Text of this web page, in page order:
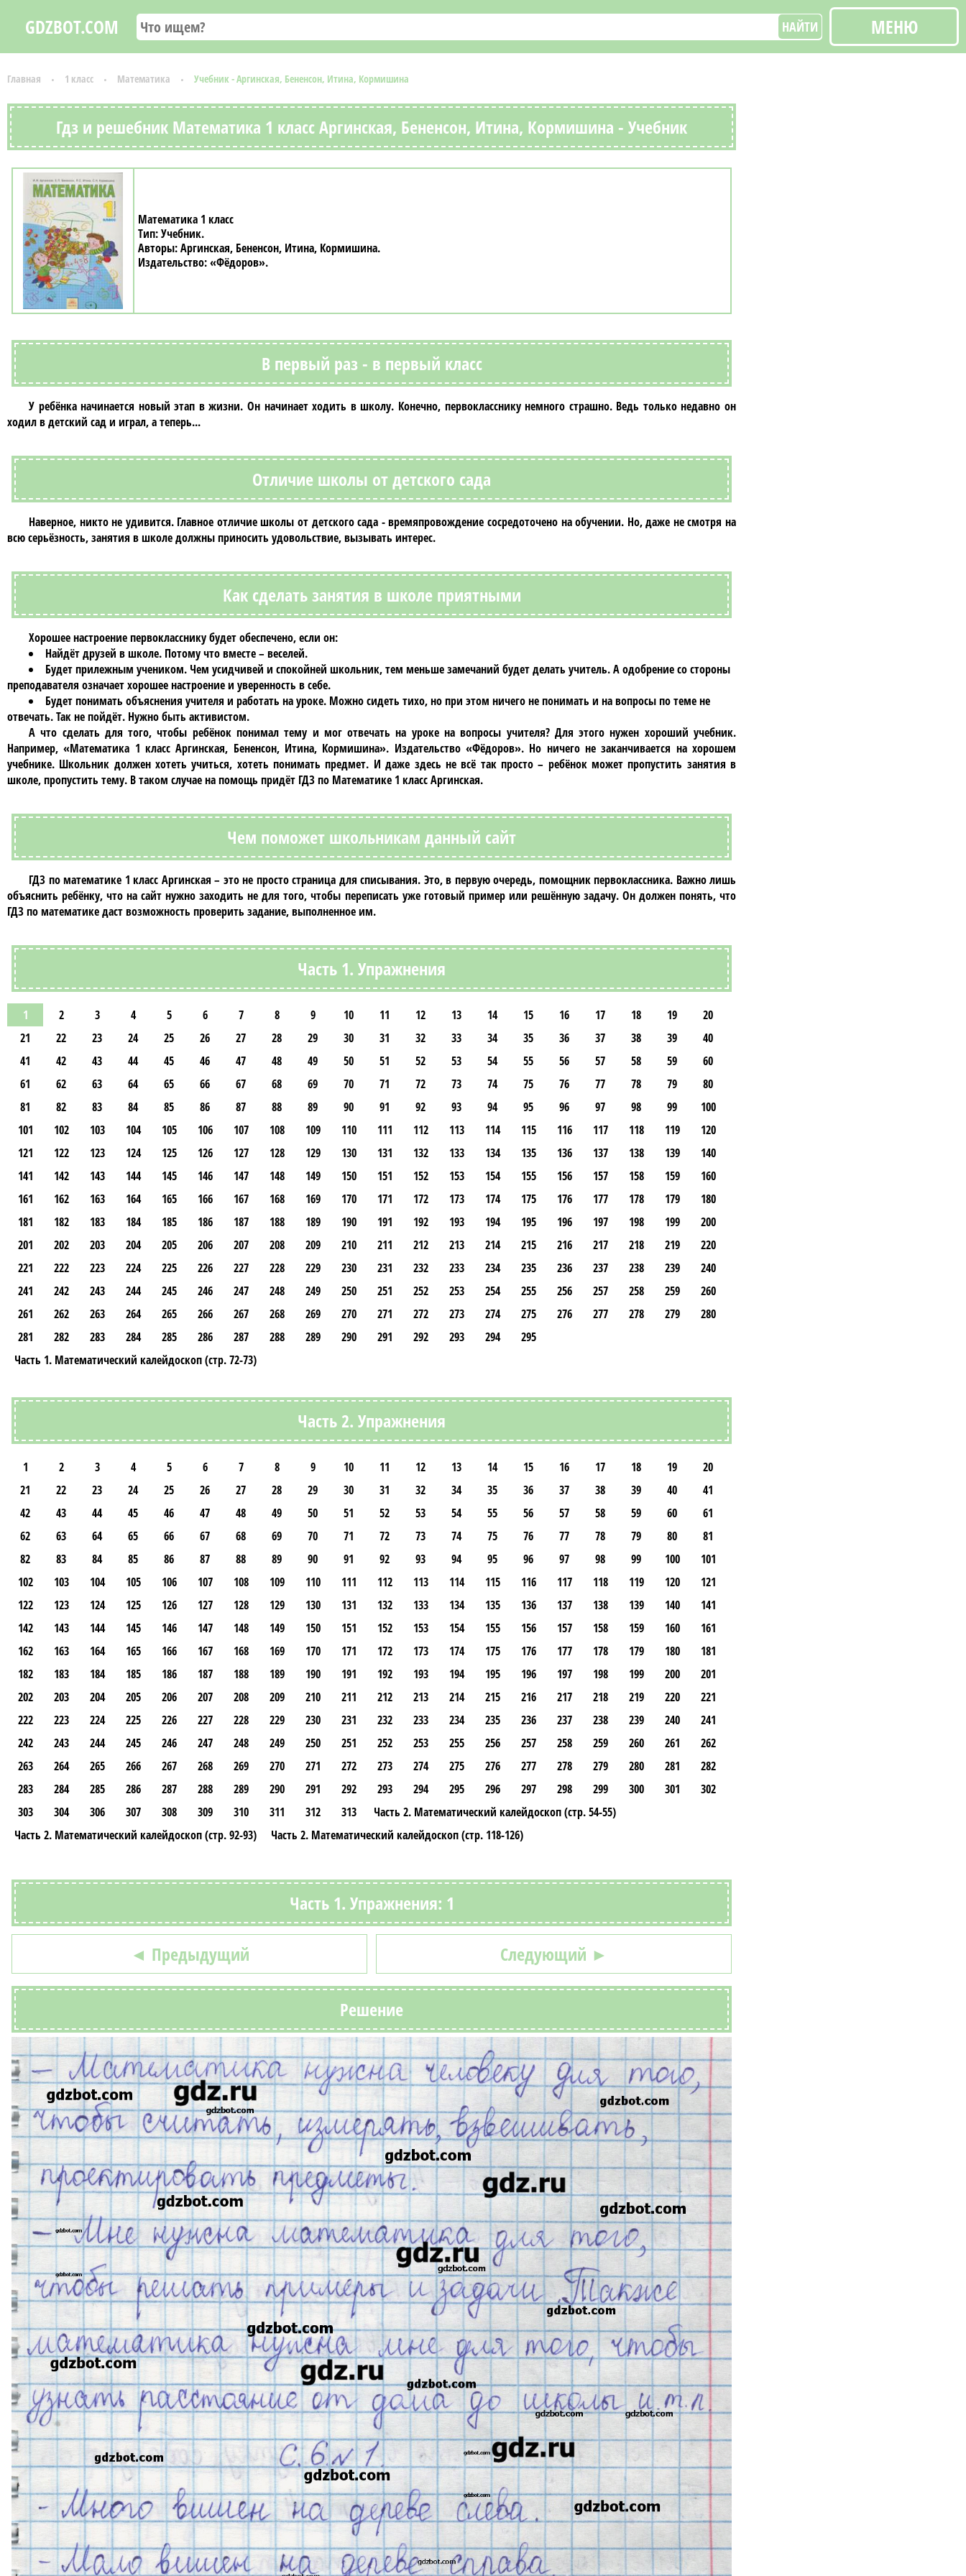
GDZBOT.COM НАЙТИ МЕНЮ
Главная 1 класс Математика Учебник - Аргинская, Бененсон, Итина, Кормишина
Гдз и решебник Математика 1 класс Аргинская, Бененсон, Итина, Кормишина - Учебник
Математика 1 класс
Учебник
Аргинская, Бененсон, Итина, Кормишина
«Фёдоров»
В первый раз - в первый класс
У ребёнка начинается новый этап в жизни. Он начинает ходить в школу. Конечно, первоклассникунемного страшно. Ведь только недавно он
ходил в детский сад и играл, а теперь...
Отличие школы от детского сада
Наверное, никто не удивится. Главное отличие школы от детского сада - времяпровождение сосредоточено на обучении. Но, даже не смотря на
всю серьёзность, занятия в школе должны приносить удовольствие, вызывать интерес.
Как сделать занятия в школе приятными
Хорошее настроение первокласснику будет обеспечено, если он:
Найдёт друзей в школе. Потому что вместе – веселей.
Будет прилежным учеником. Чем усидчивей и спокойней школьник, тем меньше замечаний будет делать учитель. А одобрение со стороны
преподавателя означает хорошее настроение и уверенность в себе.
Будет понимать объяснения учителя и работать на уроке. Можно сидеть тихо, но при этом ничего не понимать и на вопросы по теме не
отвечать. Так не пойдёт. Нужно быть активистом.
А что сделать для того, чтобы ребёнок понимал тему и мог отвечать на уроке на вопросы учителя? Для этого нужен хороший учебник.
Например,«Математика 1 класс Аргинская, Бененсон, Итина, Кормишина». Издательство «Фёдоров». Но ничего не заканчивается на хорошем
учебнике. Школьник должен хотеть учиться, хотеть понимать предмет. И даже здесь не всё так просто – ребёнок может пропустить занятия в
школе, пропустить тему. В таком случае на помощь придёт ГДЗ по Математике 1 класс Аргинская.
Чем поможет школьникам данный сайт
ГДЗ по математике 1 класс Аргинская – это не просто страница для списывания. Это, в первую очередь, помощник первоклассника. Важно лишь
объяснить ребёнку, что на сайт нужно заходить не для того, чтобы переписать уже готовый пример или решённую задачу. Он должен понять, что
ГДЗ по математикедаст возможность проверить задание, выполненное им.
Часть 1. Упражнения
1 2 3 4 5 6 7 8 9 10 11 12 13 14 15 16 17 18 19
20
21
22 23 24 25 26 27 28 29 30 31 32 33 34 35 36 37 38 39
40
41
42 43 44 45 46 47 48 49 50 51 52 53 54 55 56 57 58 59
60
61
62 63 64 65 66 67 68 69 70 71 72 73 74 75 76 77 78 79
80
81
82 83 84 85 86 87 88 89 90 91 92 93 94 95 96 97 98 99
100
101
102 103 104 105 106 107 108 109 110 111 112 113 114 115 116 117 118 119
120
121
122 123 124 125 126 127 128 129 130 131 132 133 134 135 136 137 138 139
140
141
142 143 144 145 146 147 148 149 150 151 152 153 154 155 156 157 158 159
160
161
162 163 164 165 166 167 168 169 170 171 172 173 174 175 176 177 178 179
180
181
182 183 184 185 186 187 188 189 190 191 192 193 194 195 196 197 198 199
200
201
202 203 204 205 206 207 208 209 210 211 212 213 214 215 216 217 218 219
220
221
222 223 224 225 226 227 228 229 230 231 232 233 234 235 236 237 238 239
240
241
242 243 244 245 246 247 248 249 250 251 252 253 254 255 256 257 258 259
260
261
262 263 264 265 266 267 268 269 270 271 272 273 274 275 276 277 278 279
280
281
282 283 284 285 286 287 288 289 290 291 292 293 294
295
Часть 1. Математический калейдоскоп (стр. 72-73)
Часть 2. Упражнения
1 2 3 4 5 6 7 8 9 10 11 12 13 14 15 16 17 18 19
20
21
22 23 24 25 26 27 28 29 30 31 32 34 35 36 37 38 39 40
41
42
43 44 45 46 47 48 49 50 51 52 53 54 55 56 57 58 59 60
61
62
63 64 65 66 67 68 69 70 71 72 73 74 75 76 77 78 79 80
81
82
83 84 85 86 87 88 89 90 91 92 93 94 95 96 97 98 99 100
101
102
103 104 105 106 107 108 109 110 111 112 113 114 115 116 117 118 119 120
121
122
123 124 125 126 127 128 129 130 131 132 133 134 135 136 137 138 139 140
141
142
143 144 145 146 147 148 149 150 151 152 153 154 155 156 157 158 159 160
161
162
163 164 165 166 167 168 169 170 171 172 173 174 175 176 177 178 179 180
181
182
183 184 185 186 187 188 189 190 191 192 193 194 195 196 197 198 199 200
201
202
203 204 205 206 207 208 209 210 211 212 213 214 215 216 217 218 219 220
221
222
223 224 225 226 227 228 229 230 231 232 233 234 235 236 237 238 239 240
241
242
243 244 245 246 247 248 249 250 251 252 253 255 256 257 258 259 260 261
262
263
264 265 266 267 268 269 270 271 272 273 274 275 276 277 278 279 280 281
282
283
284 285 286 287 288 289 290 291 292 293 294 295 296 297 298 299 300 301
302
303
304 306 307 308 309 310 311 312 313
Часть 2. Математический калейдоскоп (стр. 54-55)
Часть 2. Математический калейдоскоп (стр. 92-93)
Часть 2. Математический калейдоскоп (стр. 118-126)
Часть 1. Упражнения: 1
◄ Предыдущий Следующий ►
Решение